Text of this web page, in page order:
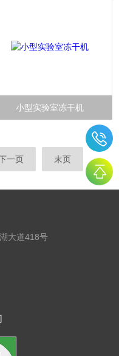
小型实验室冻干机
一页 末页
大道418号